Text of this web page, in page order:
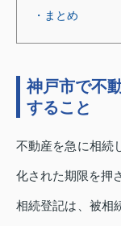
・まとめ
神戸市で不
すること
不動産を急に相続
化された期限を押
相続登記は、被相